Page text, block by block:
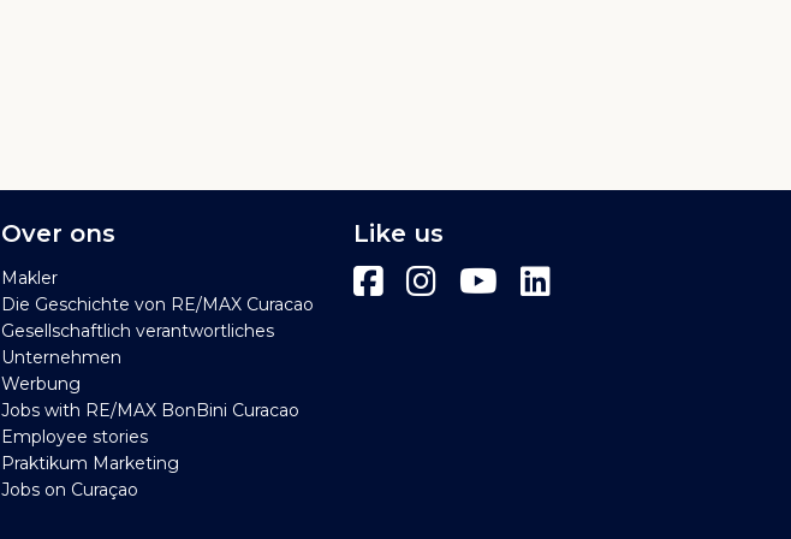
Over ons
Makler
Die Geschichte von RE/MAX Curacao
Gesellschaftlich verantwortliches
Unternehmen
Werbung
Jobs with RE/MAX BonBini Curacao
Employee stories
Praktikum Marketing
Jobs on Curaçao
Like us